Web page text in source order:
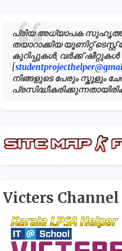
പ്രിയ അധ്യാപക
തയാറാക്കിയ യൂണിറ്റ്
കുറിപ്പുകൾ, വർക്ക് ഷീറ്റുകൾ
[
നിങ്ങളുടെ പേരും സ്കൂളും
Victers